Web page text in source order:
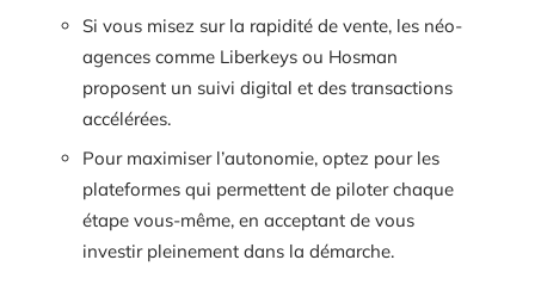
Si vous misez sur la rapidité de vente, les néo-
agences comme Liberkeys ou Hosman
proposent un suivi digital et des transactions
accélérées.
Pour maximiser l’autonomie, optez pour les
plateformes qui permettent de piloter chaque
étape vous-même, en acceptant de vous
investir pleinement dans la démarche.